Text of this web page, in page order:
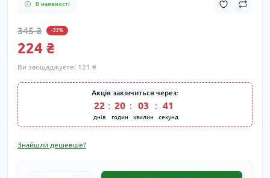
В наявності
345 ₴ -35%
224 ₴
Ви заощаджуєте: 121 ₴
Акція закінчиться через:
22
днів
20
годин
03
хвилин
41
секунд
Знайшли дешевше?